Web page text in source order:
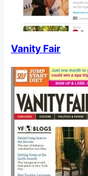
Vanity Fair